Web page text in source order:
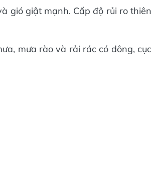
gió giật mạnh. Cấp độ rủi ro thiên
mưa rào và rải rác có dông, cục